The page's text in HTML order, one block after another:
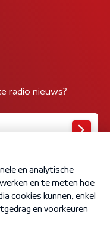
radio nieuws?